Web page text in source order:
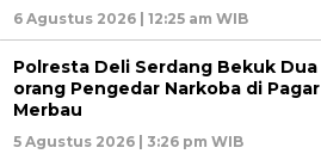
6 Agustus 2026 | 12:25 am WIB
Polresta Deli Serdang Bekuk Dua
orang Pengedar Narkoba di Pagar
Merbau
5 Agustus 2026 | 3:26 pm WIB